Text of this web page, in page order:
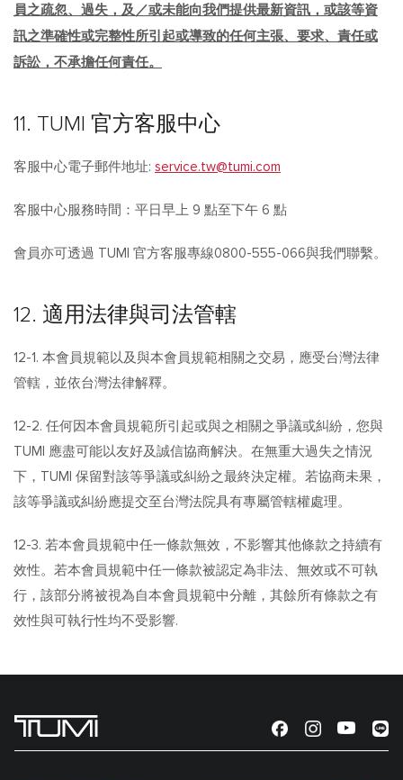
員之疏忽、過失，及／或未能向我們提供最新資訊，或該等資
訊之準確性或完整性所引起或導致的任何主張、要求、責任或
訴訟，不承擔任何責任。
11. TUMI 官方客服中心
客服中心電子郵件地址: service.tw@tumi.com
客服中心服務時間：平日早上 9 點至下午 6 點
會員亦可透過 TUMI 官方客服專線0800-555-066與我們聯繫。
12. 適用法律與司法管轄
12-1. 本會員規範以及與本會員規範相關之交易，應受台灣法律
管轄，並依台灣法律解釋。
12-2. 任何因本會員規範所引起或與之相關之爭議或糾紛，您與
TUMI 應盡可能以友好及誠信協商解決。在無重大過失之情況
下，TUMI 保留對該等爭議或糾紛之最終決定權。若協商未果，
該等爭議或糾紛應提交至台灣法院具有專屬管轄權處理。
12-3. 若本會員規範中任一條款無效，不影響其他條款之持續有
效性。若本會員規範中任一條款被認定為非法、無效或不可執
行，該部分將被視為自本會員規範中分離，其餘所有條款之有
效性與可執行性均不受影響.